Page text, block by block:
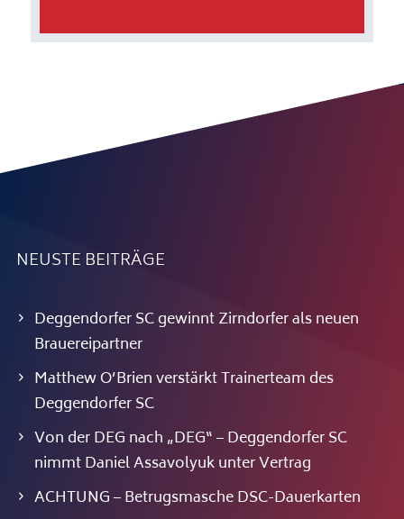
NEUSTE BEITRÄGE
Deggendorfer SC gewinnt Zirndorfer als neuen
Brauereipartner
Matthew O’Brien verstärkt Trainerteam des
Deggendorfer SC
Von der DEG nach „DEG“ – Deggendorfer SC
nimmt Daniel Assavolyuk unter Vertrag
ACHTUNG – Betrugsmasche DSC-Dauerkarten